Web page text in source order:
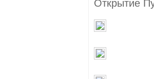
Открытие